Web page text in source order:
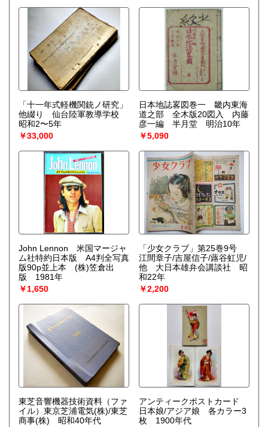
「十一年式軽機関銃ノ研究」
他綴り 仙台陸軍教導学校
昭和2〜5年
￥33,000
日本地誌畧図巻一 畿内東海
道之部 全木版20図入 内藤
彦一編 半月堂 明治10年
￥5,090
John Lennon 米国マージャ
ム社特約日本版 A4判全写真
版90p並上本 (株)笠倉出
版 1981年
￥1,650
「少女クラブ」第25巻9号
江間章子/吉屋信子/蕗谷虹児/
他 大日本雄弁会講談社 昭
和22年
￥2,200
東芝音響機器技術資料（ファ
イル）東京芝浦電気(株)/東芝
商事(株) 昭和40年代
アンティークポストカード
日本娘/アジア娘 各カラー3
枚 1900年代